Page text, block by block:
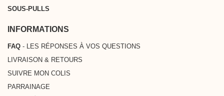
SOUS-PULLS
INFORMATIONS
LIVRAISON & RETOURS
PARRAINAGE
FAQ - LES RÉPONSES À VOS QUESTIONS
SUIVRE MON COLIS